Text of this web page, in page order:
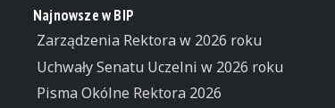
Najnowsze w BIP
Zarządzenia Rektora w 2026 roku
Uchwały Senatu Uczelni w 2026 roku
Pisma Okólne Rektora 2026